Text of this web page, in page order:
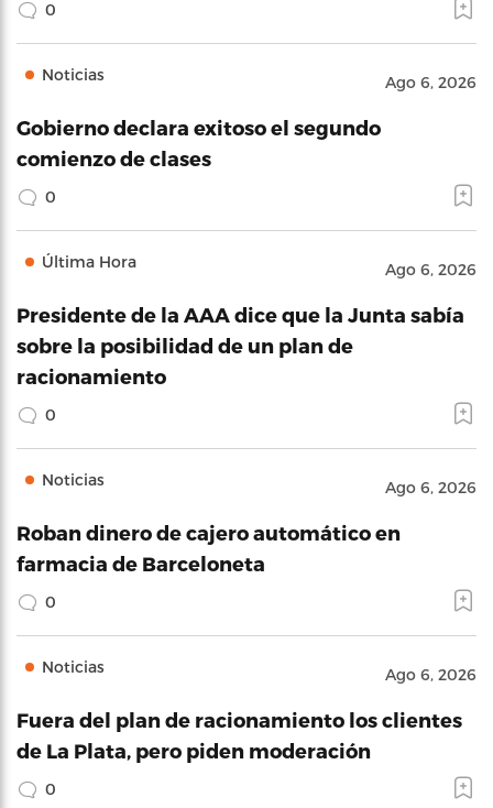
0
Noticias Ago 6, 2026
Gobierno declara exitoso el segundo
comienzo de clases
0
Última Hora Ago 6, 2026
Presidente de la AAA dice que la Junta sabía
sobre la posibilidad de un plan de
racionamiento
0
Noticias Ago 6, 2026
Roban dinero de cajero automático en
farmacia de Barceloneta
0
Noticias Ago 6, 2026
Fuera del plan de racionamiento los clientes
de La Plata, pero piden moderación
0